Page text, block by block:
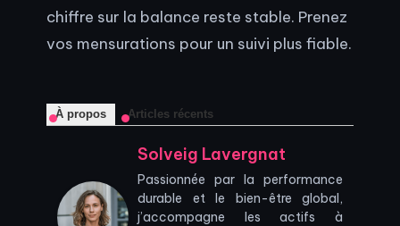
chiffre sur la balance reste stable. Prenez
vos mensurations pour un suivi plus fiable.
À propos Articles récents
Solveig Lavergnat
Passionnée par la performance
durable et le bien-être global,
j’accompagne les actifs à